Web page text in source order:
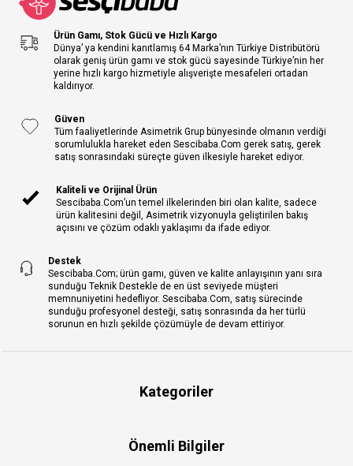
Ürün Gamı, Stok Gücü ve Hızlı Kargo
Dünya’ ya kendini kanıtlamış 64 Marka’nın Türkiye Distribütörü
olarak geniş ürün gamı ve stok gücü sayesinde Türkiye’nin her
yerine hızlı kargo hizmetiyle alışverişte mesafeleri ortadan
kaldırıyor.
Güven
Tüm faaliyetlerinde Asimetrik Grup bünyesinde olmanın verdiği
sorumlulukla hareket eden Sescibaba.Com gerek satış, gerek
satış sonrasındaki süreçte güven ilkesiyle hareket ediyor.
Kaliteli ve Orijinal Ürün
Sescibaba.Com’un temel ilkelerinden biri olan kalite, sadece
ürün kalitesini değil, Asimetrik vizyonuyla geliştirilen bakış
açısını ve çözüm odaklı yaklaşımı da ifade ediyor.
Destek
Sescibaba.Com; ürün gamı, güven ve kalite anlayışının yanı sıra
sunduğu Teknik Destekle de en üst seviyede müşteri
memnuniyetini hedefliyor. Sescibaba.Com, satış sürecinde
sunduğu profesyonel desteği, satış sonrasında da her türlü
sorunun en hızlı şekilde çözümüyle de devam ettiriyor.
Kategoriler
Önemli Bilgiler